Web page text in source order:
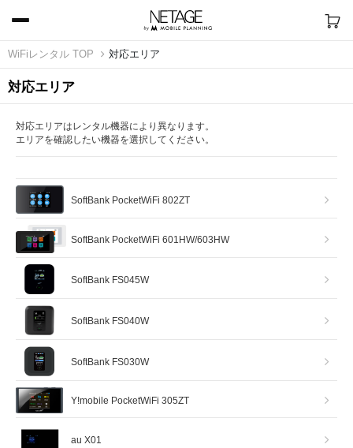
WiFiレンタル TOP 対応エリア
対応エリア
対応エリアはレンタル機器により異なります。
エリアを確認したい機器を選択してください。
SoftBank PocketWiFi 802ZT
SoftBank PocketWiFi 601HW/603HW
SoftBank FS045W
SoftBank FS040W
SoftBank FS030W
Y!mobile PocketWiFi 305ZT
au X01